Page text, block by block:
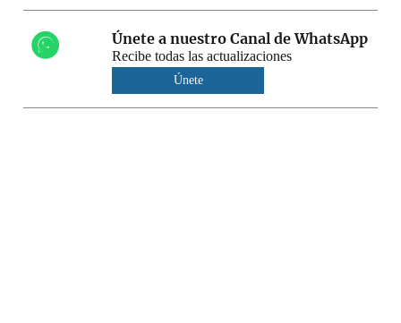
Únete a nuestro Canal de WhatsApp
Recibe todas las actualizaciones
Únete